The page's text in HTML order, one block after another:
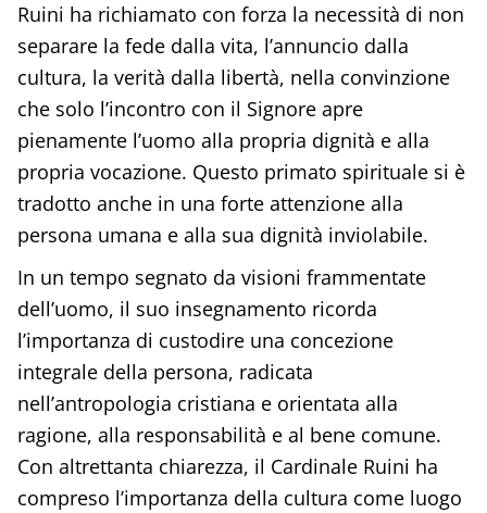
Ruini ha richiamato con forza la necessità di non
separare la fede dalla vita, l’annuncio dalla
cultura, la verità dalla libertà, nella convinzione
che solo l’incontro con il Signore apre
pienamente l’uomo alla propria dignità e alla
propria vocazione. Questo primato spirituale si è
tradotto anche in una forte attenzione alla
persona umana e alla sua dignità inviolabile.
In un tempo segnato da visioni frammentate
dell’uomo, il suo insegnamento ricorda
l’importanza di custodire una concezione
integrale della persona, radicata
nell’antropologia cristiana e orientata alla
ragione, alla responsabilità e al bene comune.
Con altrettanta chiarezza, il Cardinale Ruini ha
compreso l’importanza della cultura come luogo